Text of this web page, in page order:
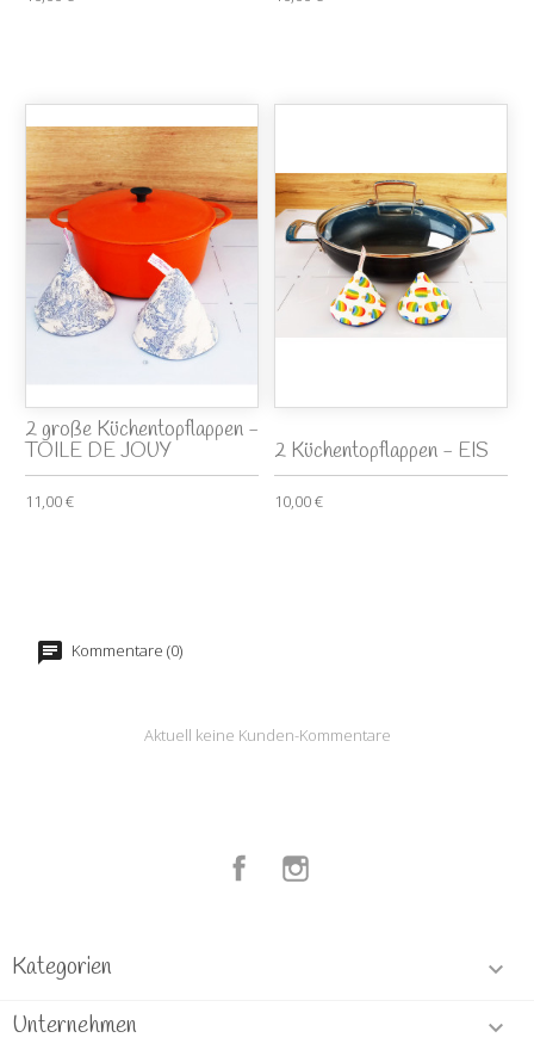
2 große Küchentopflappen -
TOILE DE JOUY
11,00 €
2 Küchentopflappen - EIS
10,00 €
Kommentare (0)
Aktuell keine Kunden-Kommentare
Facebook
Kategorien 
Unternehmen 